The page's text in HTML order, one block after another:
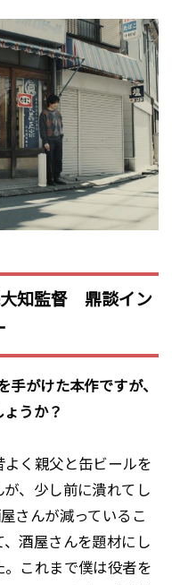
大知監督 鼎談イン
がけた本作ですが、
うか？
く親父と缶ビールを
、少し前に潰れてし
さんが減っているこ
酒屋さんを題材にし
これまで僕は役者を